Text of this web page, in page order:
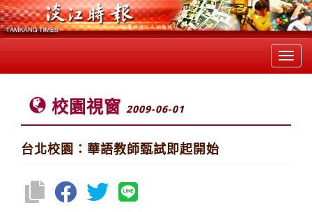
校園視窗 2009-06-01
台北校園：華語教師甄試即起開始